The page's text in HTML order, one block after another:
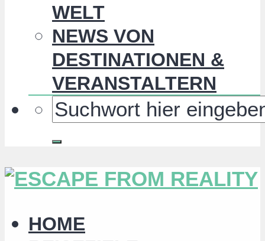
WELT
NEWS VON
DESTINATIONEN &
VERANSTALTERN
HOME